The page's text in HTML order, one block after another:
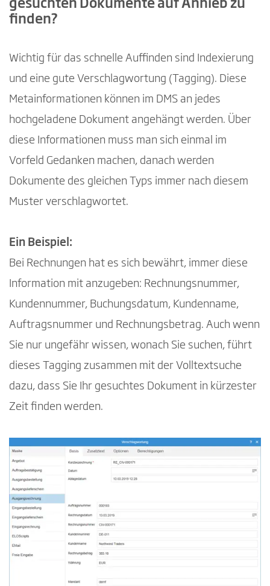
gesuchten Dokumente auf Anhieb zu
finden?
Wichtig für das schnelle Auffinden sind Indexierung
und eine gute Verschlagwortung (Tagging). Diese
Metainformationen können im DMS an jedes
hochgeladene Dokument angehängt werden. Über
diese Informationen muss man sich einmal im
Vorfeld Gedanken machen, danach werden
Dokumente des gleichen Typs immer nach diesem
Muster verschlagwortet.
Ein Beispiel:
Bei Rechnungen hat es sich bewährt, immer diese
Information mit anzugeben: Rechnungsnummer,
Kundennummer, Buchungsdatum, Kundenname,
Auftragsnummer und Rechnungsbetrag. Auch wenn
Sie nur ungefähr wissen, wonach Sie suchen, führt
dieses Tagging zusammen mit der Volltextsuche
dazu, dass Sie Ihr gesuchtes Dokument in kürzester
Zeit finden werden.